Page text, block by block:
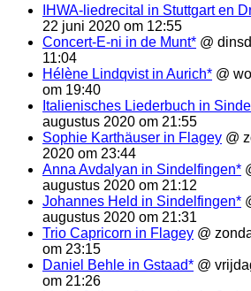
IHWA-liedrecital in Stuttgart en
22 juni 2020 om 12:55
Concert-E-ni in de Munt* @
11:04
Hélène Lindqvist in Aurich* @
om 19:40
Italienisches Liederbuch in
augustus 2020 om 21:55
Sophie Karthäuser in Flagey @
2020 om 23:44
Anna Avdalyan in Sindelfingen*
augustus 2020 om 21:12
Johannes Held in Sindelfingen*
augustus 2020 om 21:31
Trio Capricorn in Flagey @
om 23:15
Daniel Behle in Gstaad* @
om 21:26